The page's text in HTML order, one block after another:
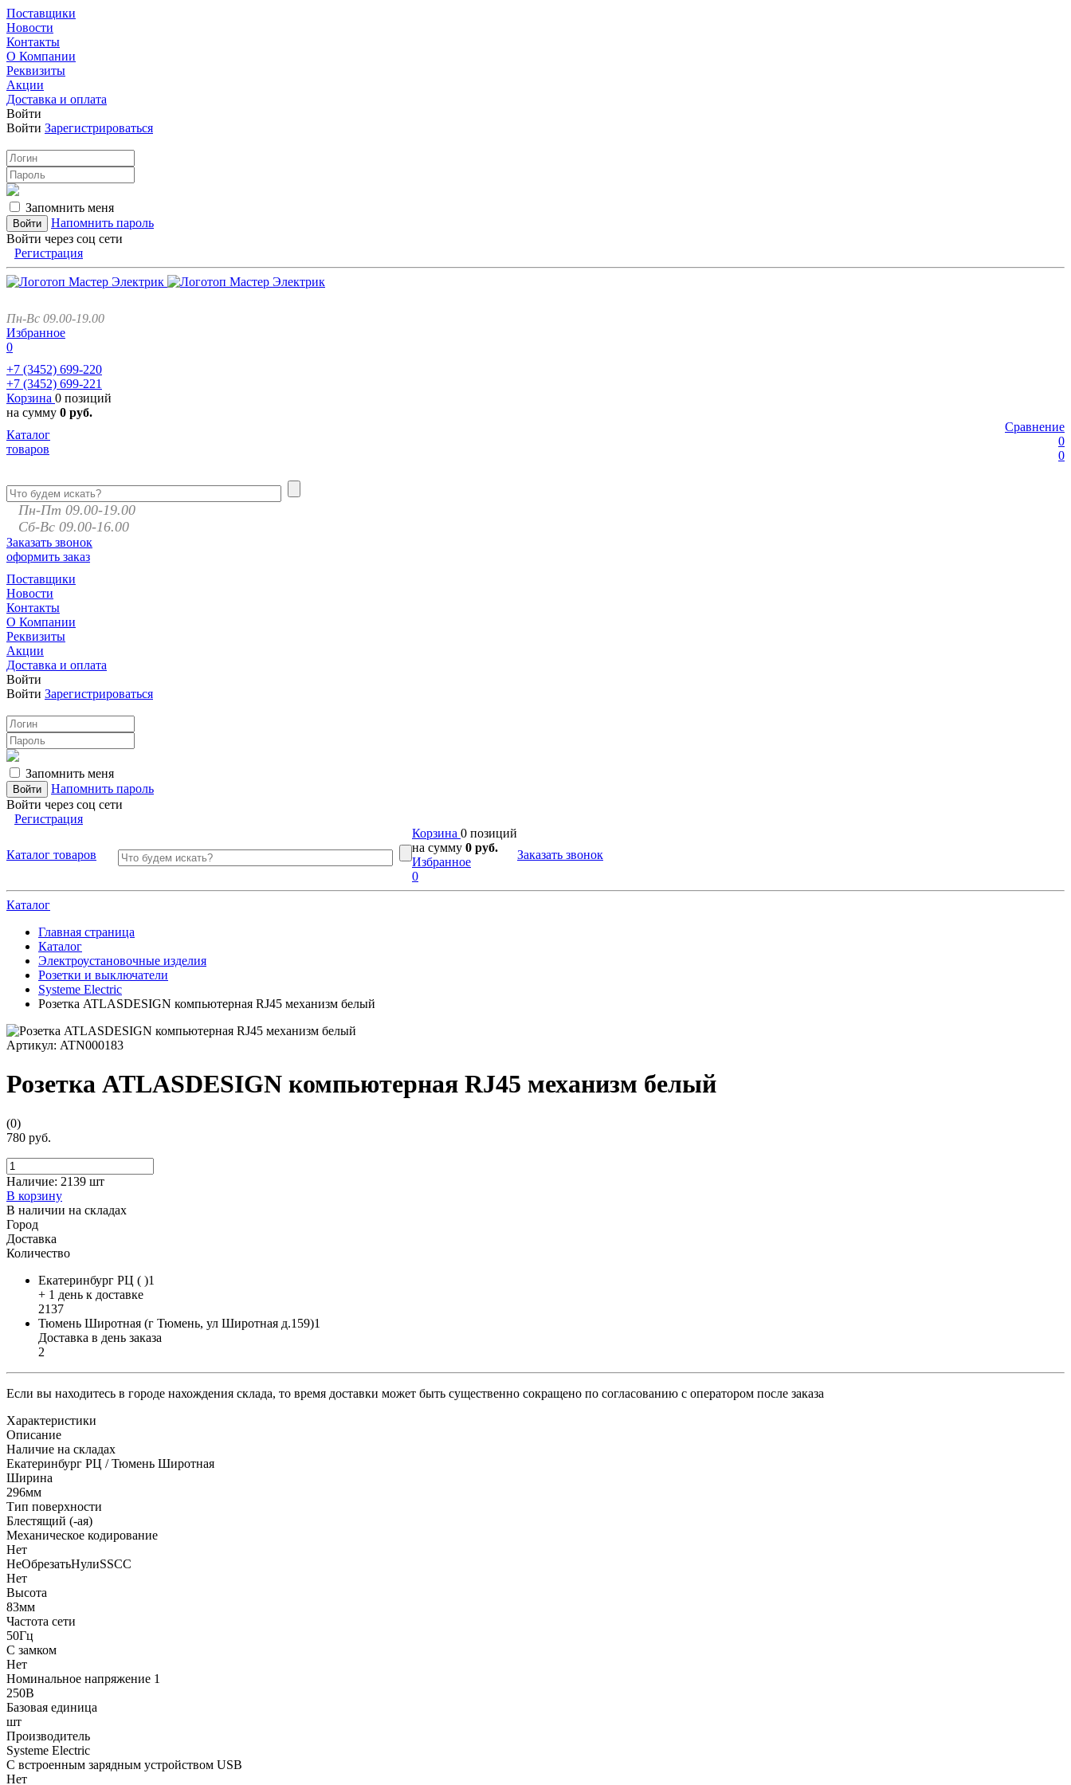
Поставщики
Новости
Контакты
О Компании
Реквизиты
Акции
Доставка и оплата
Войти
Войти Зарегистрироваться
Запомнить меня
Напомнить пароль
Войти через соц сети
Регистрация
Пн-Вс 09.00-19.00
Избранное
0
+7 (3452) 699-220
+7 (3452) 699-221
Корзина 0 позиций
на сумму 0 руб.
Сравнение
0
0
Каталог
товаров
Пн-Пт 09.00-19.00
Сб-Вс 09.00-16.00
Заказать звонок
оформить заказ
Поставщики
Новости
Контакты
О Компании
Реквизиты
Акции
Доставка и оплата
Войти
Войти Зарегистрироваться
Запомнить меня
Напомнить пароль
Войти через соц сети
Регистрация
Каталог товаров
Корзина 0 позиций
на сумму 0 руб.
Избранное
0
Заказать звонок
Каталог
Главная страница
Каталог
Электроустановочные изделия
Розетки и выключатели
Systeme Electric
Розетка ATLASDESIGN компьютерная RJ45 механизм белый
Артикул: ATN000183
Розетка ATLASDESIGN компьютерная RJ45 механизм белый
(0)
780 руб.
Наличие: 2139 шт
В корзину
В наличии на складах
Город
Доставка
Количество
Екатеринбург РЦ ( )1
+ 1 день к доставке
2137
Тюмень Широтная (г Тюмень, ул Широтная д.159)1
Доставка в день заказа
2
Если вы находитесь в городе нахождения склада, то время доставки может быть существенно сокращено по согласованию с оператором после заказа
Характеристики
Описание
Наличие на складах
Екатеринбург РЦ / Тюмень Широтная
Ширина
296мм
Тип поверхности
Блестящий (-ая)
Механическое кодирование
Нет
НеОбрезатьНулиSSCC
Нет
Высота
83мм
Частота сети
50Гц
С замком
Нет
Номинальное напряжение 1
250В
Базовая единица
шт
Производитель
Systeme Electric
С встроенным зарядным устройством USB
Нет